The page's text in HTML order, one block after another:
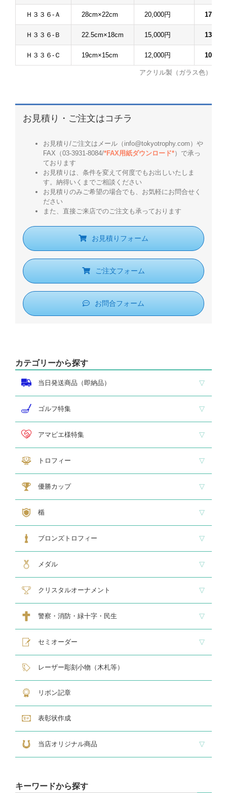
Ｈ３３６-Ａ 28cm×22cm 20,000円 17,600
Ｈ３３６-Ｂ 22.5cm×18cm 15,000円 13,200
Ｈ３３６-Ｃ 19cm×15cm 12,000円 10,560
アクリル製（ガラス色）
お見積り・ご注文はコチラ
お見積り/ご注文はメール（info@tokyotrophy.com）や
FAX（03-3931-8084/*FAX用紙ダウンロード*）で承っ
ております
お見積りは、条件を変えて何度でもお出しいたしま
す。納得いくまでご相談ください
お見積りのみご希望の場合でも、お気軽にお問合せく
ださい
また、直接ご来店でのご注文も承っております
お見積りフォーム
ご注文フォーム
お問合フォーム
カテゴリーから探す
当日発送商品（即納品）
即納品 トロフィー
即納品 優勝カップ
即納品 クリスタル
即納品 特価品
ゴルフ特集
ホールインワン
ゴルフ専用カップ
ゴルフ専用ブロンズ
ゴルフ専用クリスタル
アマビエ様特集
アマビエ木札
アマビエボールチェーンキーホルダー
アマビエトロフィー
トロフィー
大型トロフィー
中型トロフィー１
中型トロフィー２
小型トロフィー
メダル交換式トロフィー
ペナント優勝カップ
大型・高級カップ
レリーフ交換式カップ
スタンダードカップ
デザインカップ
ゴルフ専用カップ
オニックスカップ
ガラスカップ
カラーカップ
ゴールドカップ
プラスチックカップ
ペナント
楯
スタンダード楯１
スタンダード楯２
スタンダード楯３
ゴルフ・野球・サッカー
その他スポーツ、文化系専用楯
メダル・レリーフ交換式楯
ハローキティ楯
ブロンズトロフィー
スタンダードブロンズ
各種専用ブロンズ
ゴルフ専用ブロンズ
メダル・レリーフ交換式ブロンズ
ハローキティブロンズ
メダル
スタンダードメダル
大きなメダル(70mmφ～)
レリーフ式勲章型メダル
オリジナルメダル
メダルケース
クリスタルオーナメント
スタンダードクリスタル１
スタンダードクリスタル２
ゴルフ専用クリスタル
警察・消防・緑十字・民生
レリーフ交換式各種
民生・緑十字専用楯
自衛隊専用
警察消防関連メダル
セミオーダー
サンドブラスト
レーザー彫刻楯
フルカラーダイレクトプリント
インクジェットプリントエポ
オリジナル木札
レーザー彫刻小物（木札等）
リボン記章
表彰状作成
当店オリジナル商品
キーワードから探す